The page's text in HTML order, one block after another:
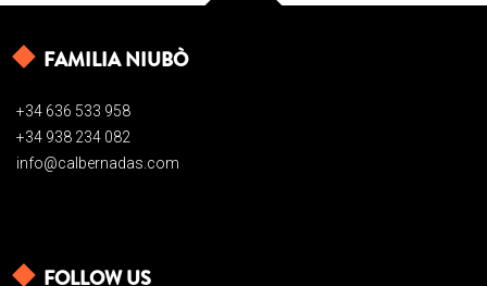
FAMILIA NIUBÒ
+34 636 533 958
+34 938 234 082
info@calbernadas.com
FOLLOW US